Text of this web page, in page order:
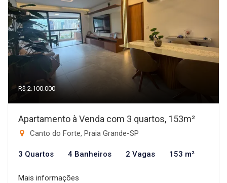
R$ 2.100.000
Apartamento à Venda com 3 quartos, 153m²
Canto do Forte, Praia Grande-SP
3 Quartos 4 Banheiros 2 Vagas 153 m²
Mais informações